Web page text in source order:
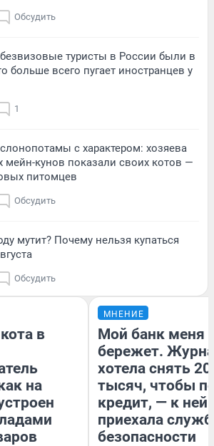
Обсудить
туристы в России были в
больше всего пугает иностранцев у
1
с характером: хозяева
мейн-кунов показали своих котов —
питомцев
Обсудить
мутит? Почему нельзя купаться
Обсудить
в
на
МНЕНИЕ
Мой банк меня
бережет.
хотела снять
тысяч, чтобы
кредит, — к
приехала
безопасности